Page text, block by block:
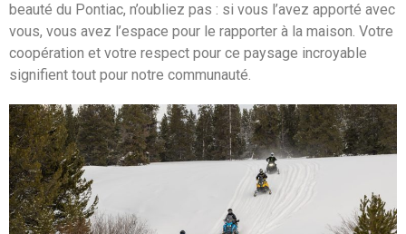
beauté du Pontiac, n’oubliez pas : si vous l’avez apporté avec
vous, vous avez l’espace pour le rapporter à la maison. Votre
coopération et votre respect pour ce paysage incroyable
signifient tout pour notre communauté.